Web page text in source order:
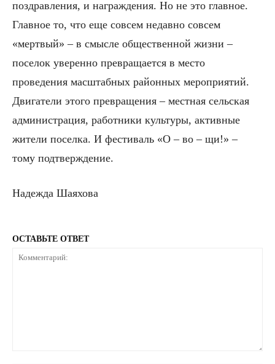
поздравления, и награждения. Но не это главное.
Главное то, что еще совсем недавно совсем
«мертвый» – в смысле общественной жизни –
поселок уверенно превращается в место
проведения масштабных районных мероприятий.
Двигатели этого превращения – местная сельская
администрация, работники культуры, активные
жители поселка. И фестиваль «О – во – щи!» –
тому подтверждение.
Надежда Шаяхова
ОСТАВЬТЕ ОТВЕТ